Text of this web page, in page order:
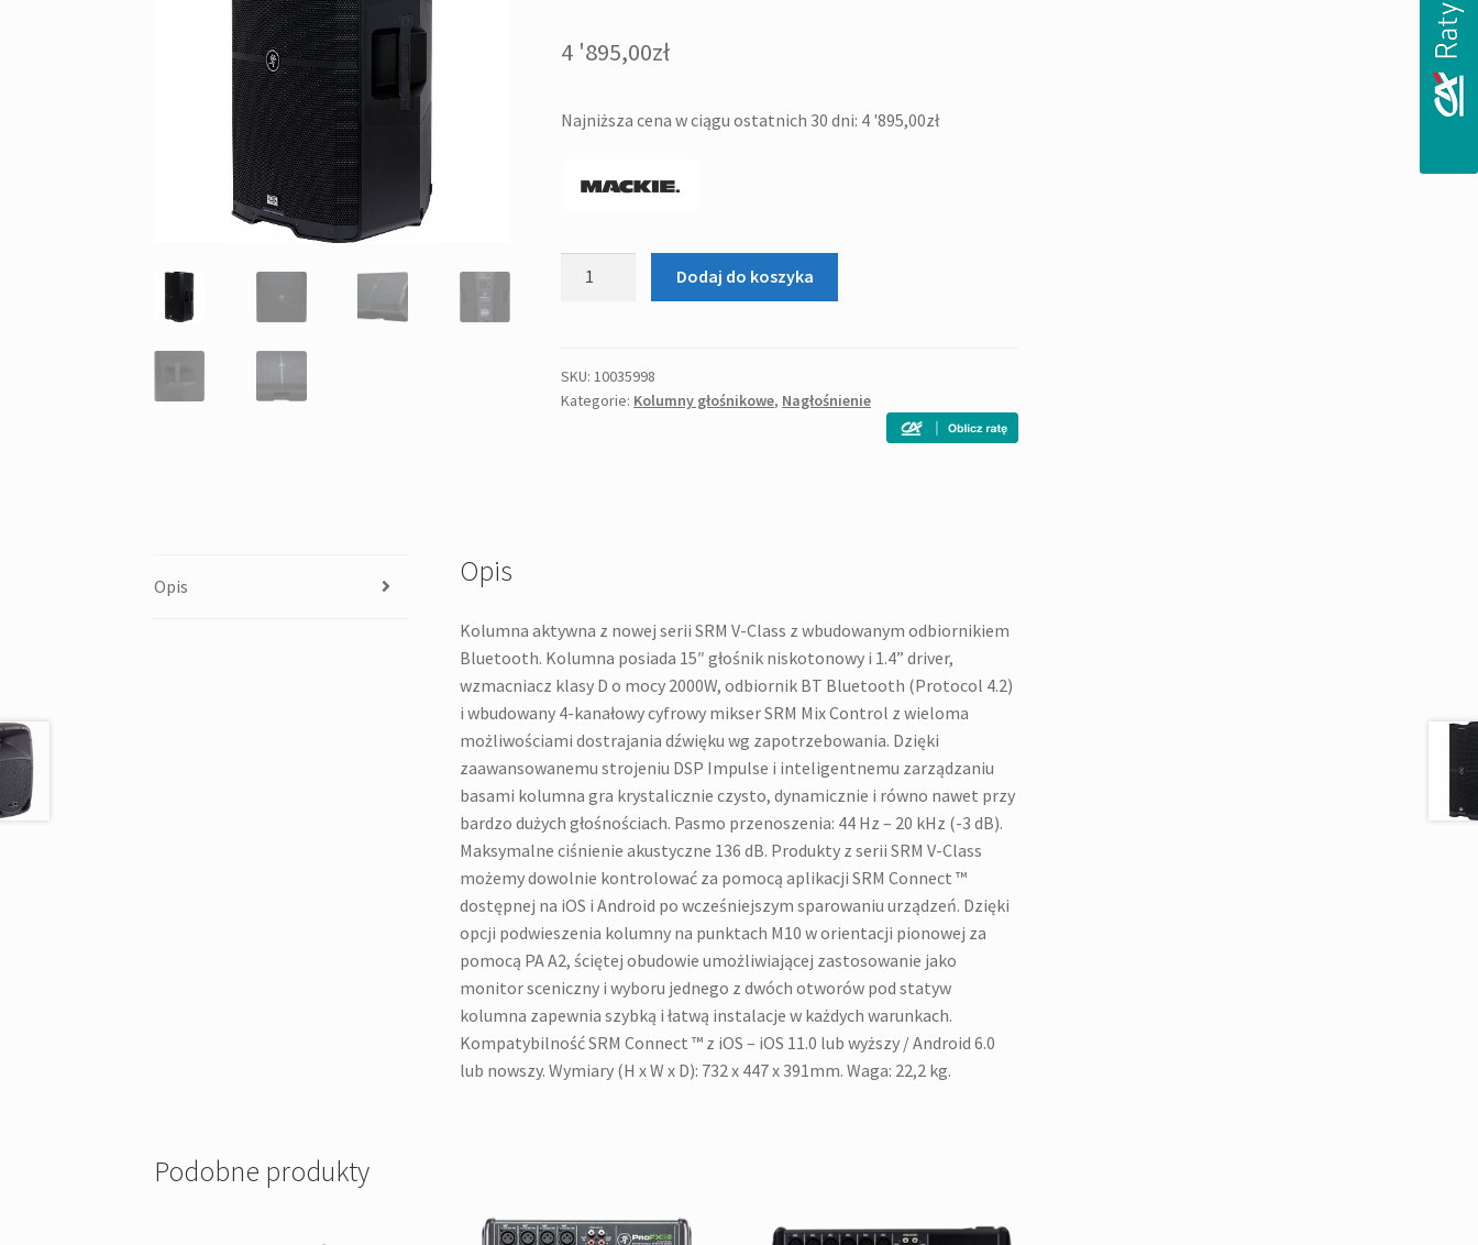
4 '895,00zł
Najniższa cena w ciągu ostatnich 30 dni: 4 '895,00zł
kolumna
aktywna
Dodaj do koszyka
SKU:10035998
Kategorie: Kolumny głośnikowe, Nagłośnienie
Opis Opis
Kolumna aktywna z nowej serii SRM V-Class z wbudowanym odbiornikiem
Bluetooth. Kolumna posiada 15″ głośnik niskotonowy i 1.4” driver,
wzmacniacz klasy D o mocy 2000W, odbiornik BT Bluetooth (Protocol 4.2)
i wbudowany 4-kanałowy cyfrowy mikser SRM Mix Control z wieloma
możliwościami dostrajania dźwięku wg zapotrzebowania. Dzięki
zaawansowanemu strojeniu DSP Impulse i inteligentnemu zarządzaniu
basami kolumna gra krystalicznie czysto, dynamicznie i równo nawet przy
bardzo dużych głośnościach. Pasmo przenoszenia: 44 Hz – 20 kHz (-3 dB).
Maksymalne ciśnienie akustyczne 136 dB. Produkty z serii SRM V-Class
możemy dowolnie kontrolować za pomocą aplikacji SRM Connect ™
dostępnej na iOS i Android po wcześniejszym sparowaniu urządzeń. Dzięki
opcji podwieszenia kolumny na punktach M10 w orientacji pionowej za
pomocą PA A2, ściętej obudowie umożliwiającej zastosowanie jako
monitor sceniczny i wyboru jednego z dwóch otworów pod statyw
kolumna zapewnia szybką i łatwą instalacje w każdych warunkach.
Kompatybilność SRM Connect ™ z iOS – iOS 11.0 lub wyższy / Android 6.0
lub nowszy. Wymiary (H x W x D): 732 x 447 x 391mm. Waga: 22,2 kg.
Podobne produkty